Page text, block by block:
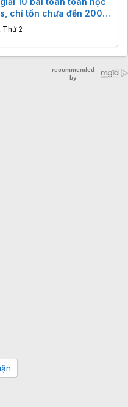
chỉ tốn chưa đến 2000
2